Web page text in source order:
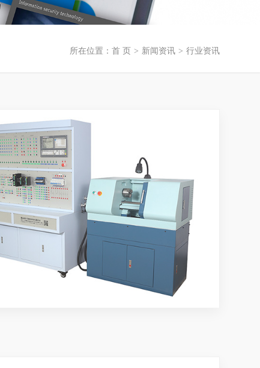
所在位置： 首 页 > 新闻资讯 > 行业资讯